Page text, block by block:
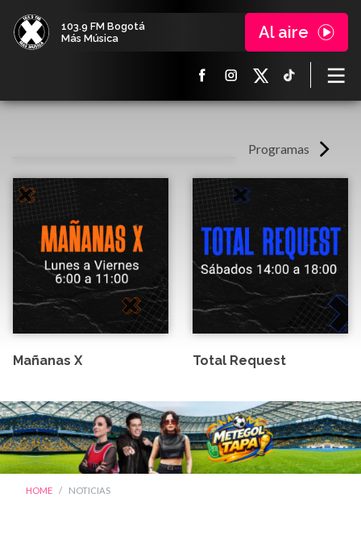
103.9 FM Bogotá
Más Música
Al aire
Programas
Mañanas X Total Request
HOME NOTICIAS